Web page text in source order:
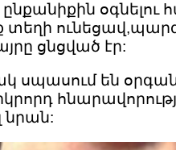
ունեցավ,պարզ
ցնցված էր:
սպասում են
նրան: